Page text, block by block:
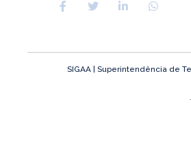
SIGAA | Superintendência de